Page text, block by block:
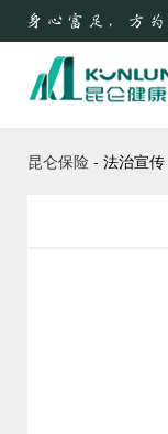
昆仑保险 - 法治宣传